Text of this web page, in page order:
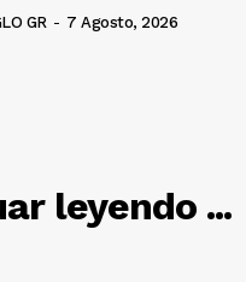
GR - 7 Agosto, 2026
leyendo ...